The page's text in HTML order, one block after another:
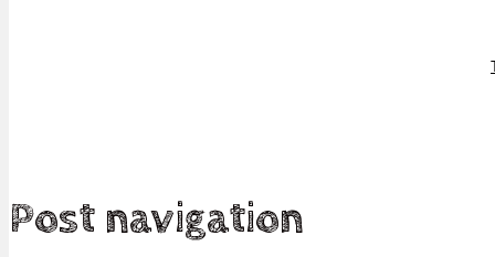
Post navigation